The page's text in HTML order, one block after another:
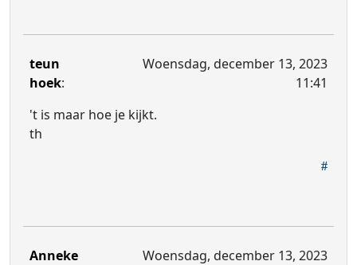
teun
hoek:
Woensdag, december 13, 2023
11:41
't is maar hoe je kijkt.
th
Anneke
Woensdag, december 13, 2023